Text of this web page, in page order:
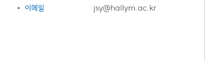
이메일
jsy@hallym.ac.kr